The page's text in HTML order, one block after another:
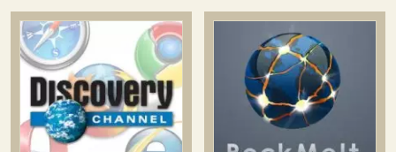
Colmeia Exchange
Perguntas Frequentes
Sobre
Contato